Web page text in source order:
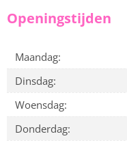
Openingstijden
Maandag:
Dinsdag:
Woensdag:
Donderdag: